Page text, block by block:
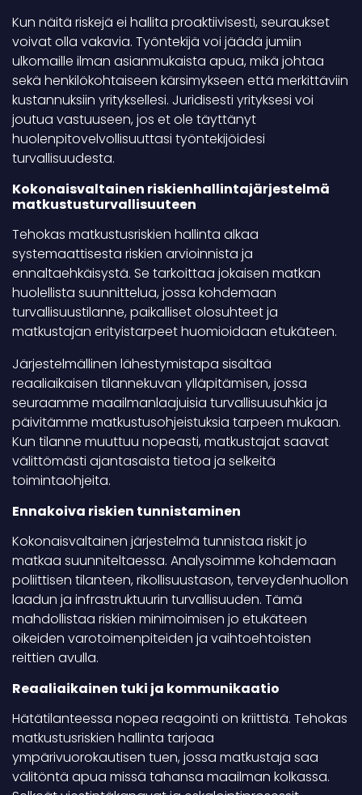
Kun näitä riskejä ei hallita proaktiivisesti, seuraukset
voivat olla vakavia. Työntekijä voi jäädä jumiin
ulkomaille ilman asianmukaista apua, mikä johtaa
sekä henkilökohtaiseen kärsimykseen että merkittäviin
kustannuksiin yrityksellesi. Juridisesti yrityksesi voi
joutua vastuuseen, jos et ole täyttänyt
huolenpitovelvollisuuttasi työntekijöidesi
turvallisuudesta.
Kokonaisvaltainen riskienhallintajärjestelmä
matkustusturvallisuuteen
Tehokas matkustusriskien hallinta alkaa
systemaattisesta riskien arvioinnista ja
ennaltaehkäisystä. Se tarkoittaa jokaisen matkan
huolellista suunnittelua, jossa kohdemaan
turvallisuustilanne, paikalliset olosuhteet ja
matkustajan erityistarpeet huomioidaan etukäteen.
Järjestelmällinen lähestymistapa sisältää
reaaliaikaisen tilannekuvan ylläpitämisen, jossa
seuraamme maailmanlaajuisia turvallisuusuhkia ja
päivitämme matkustusohjeistuksia tarpeen mukaan.
Kun tilanne muuttuu nopeasti, matkustajat saavat
välittömästi ajantasaista tietoa ja selkeitä
toimintaohjeita.
Ennakoiva riskien tunnistaminen
Kokonaisvaltainen järjestelmä tunnistaa riskit jo
matkaa suunniteltaessa. Analysoimme kohdemaan
poliittisen tilanteen, rikollisuustason, terveydenhuollon
laadun ja infrastruktuurin turvallisuuden. Tämä
mahdollistaa riskien minimoimisen jo etukäteen
oikeiden varotoimenpiteiden ja vaihtoehtoisten
reittien avulla.
Reaaliaikainen tuki ja kommunikaatio
Hätätilanteessa nopea reagointi on kriittistä. Tehokas
matkustusriskien hallinta tarjoaa
ympärivuorokautisen tuen, jossa matkustaja saa
välitöntä apua missä tahansa maailman kolkassa.